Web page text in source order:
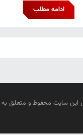
ادامه مطلب
این سایت محفوظ و متعلق به